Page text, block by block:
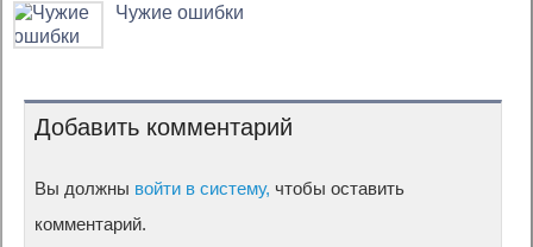
Чужие ошибки
Добавить комментарий
Вы должны войти в систему, чтобы оставить
комментарий.